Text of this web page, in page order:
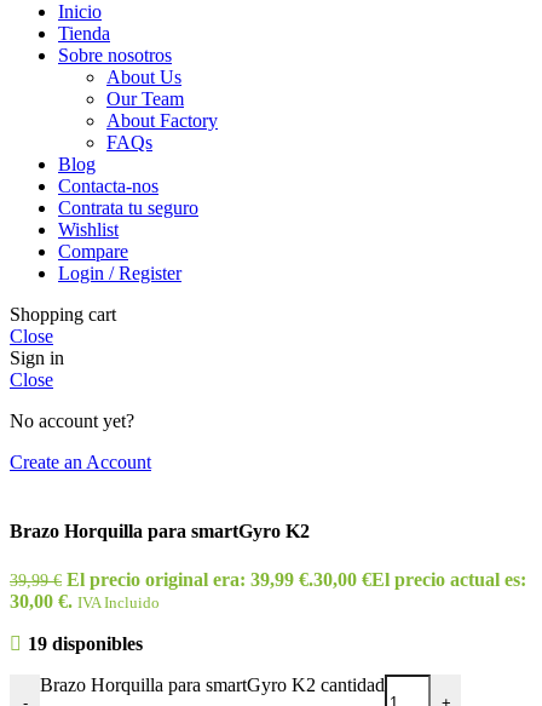
Inicio
Tienda
Sobre nosotros
About Us
Our Team
About Factory
FAQs
Blog
Contacta-nos
Contrata tu seguro
Wishlist
Compare
Login / Register
Shopping cart
Close
Sign in
Close
No account yet?
Create an Account
Brazo Horquilla para smartGyro K2
39,99€ El precio original era: 39,99 €.30,00 €El precio actual es:
30,00 €. IVA Incluido
19 disponibles
Brazo Horquilla para smartGyro K2 cantidad